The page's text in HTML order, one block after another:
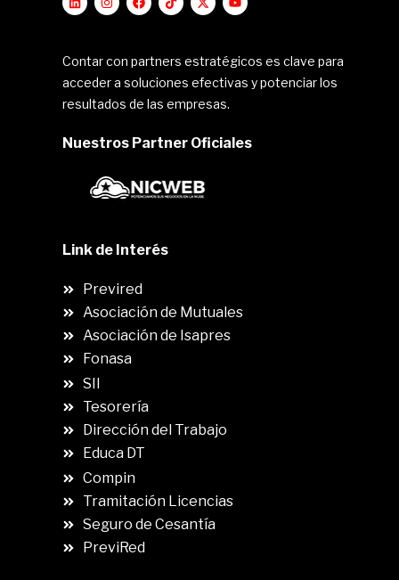
Contar con partners estratégicos es clave para
acceder a soluciones efectivas y potenciar los
resultados de las empresas.
Nuestros Partner Oficiales
Link de Interés
Previred
Asociación de Mutuales
Asociación de Isapres
Fonasa
SII
Tesorería
Dirección del Trabajo
Educa DT
Compin
Tramitación Licencias
Seguro de Cesantía
PreviRed